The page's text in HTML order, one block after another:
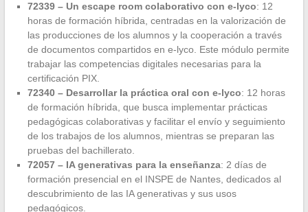
72339 – Un escape room colaborativo con e-lyco: 12
horas de formación híbrida, centradas en la valorización de
las producciones de los alumnos y la cooperación a través
de documentos compartidos en e-lyco. Este módulo permite
trabajar las competencias digitales necesarias para la
certificación PIX.
72340 – Desarrollar la práctica oral con e-lyco: 12 horas
de formación híbrida, que busca implementar prácticas
pedagógicas colaborativas y facilitar el envío y seguimiento
de los trabajos de los alumnos, mientras se preparan las
pruebas del bachillerato.
72057 – IA generativas para la enseñanza: 2 días de
formación presencial en el INSPE de Nantes, dedicados al
descubrimiento de las IA generativas y sus usos
pedagógicos.